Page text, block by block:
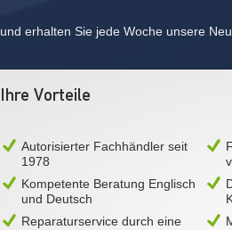
und erhalten Sie jede Woche unsere
Ihre Vorteile
Autorisierter Fachhändler seit
1978
Kompetente Beratung Englisch
und Deutsch
Reparaturservice durch eine